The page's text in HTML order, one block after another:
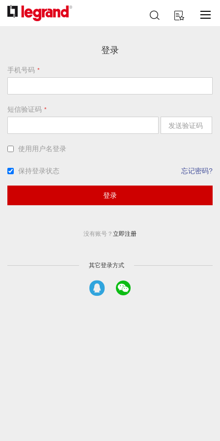
跳
到
我的购物车
索
登录
手机号码
短信验证码
发送验证码
使用用户名登录
保持登录状态 忘记密码?
登录
没有账号？ 立即注册
其它登录方式